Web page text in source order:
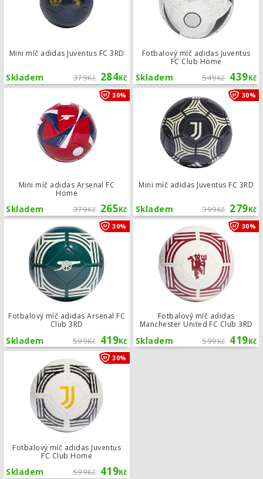
Mini míč adidas Juventus FC 3RD
379Kč 284Kč
Skladem
Fotbalový míč adidas Juventus
FC Club Home
549Kč 439Kč
Skladem
Mini míč adidas Arsenal FC
Home
379Kč 265Kč
Skladem
30% Mini míč adidas Arsenal FC Home
Mini míč adidas Juventus FC 3RD
399Kč 279Kč
Skladem
30%
Fotbalový míč adidas Arsenal FC
Club 3RD
599Kč 419Kč
Skladem
30% Fotbalový míč adidas Arsenal FC
Fotbalový míč adidas
Manchester United FC Club 3RD
599Kč 419Kč
Skladem
30%
Fotbalový míč adidas Juventus
FC Club Home
599Kč 419Kč
Skladem
30%